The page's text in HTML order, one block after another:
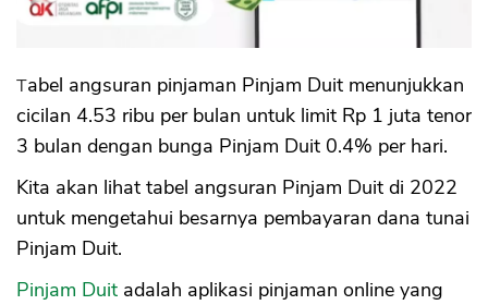
Tabel angsuran pinjaman Pinjam Duit menunjukkan
cicilan 4.53 ribu per bulan untuk limit Rp 1 juta tenor
3 bulan dengan bunga Pinjam Duit 0.4% per hari.
Kita akan lihat tabel angsuran Pinjam Duit di 2022
untuk mengetahui besarnya pembayaran dana tunai
Pinjam Duit.
Pinjam Duit adalah aplikasi pinjaman online yang